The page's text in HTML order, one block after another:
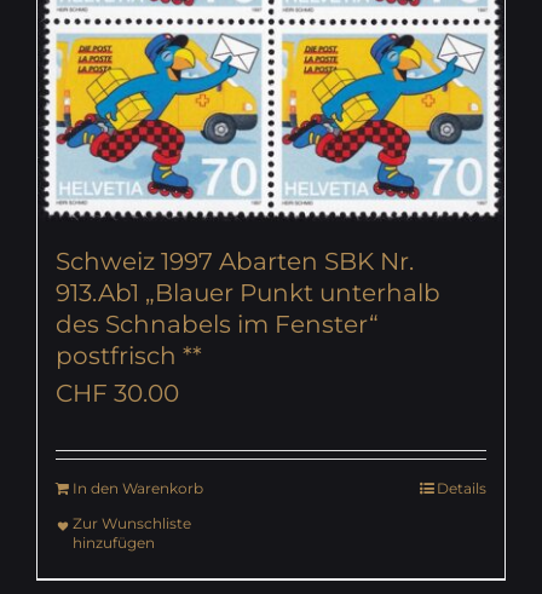
Schweiz 1997 Abarten SBK Nr.
913.Ab1 „Blauer Punkt unterhalb
des Schnabels im Fenster“
postfrisch **
CHF 30.00
In den Warenkorb
Details
Zur Wunschliste
hinzufügen